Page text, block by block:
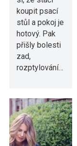
koupit psací
stůl a pokoj je
hotový. Pak
přišly bolesti
zad,
rozptylování…